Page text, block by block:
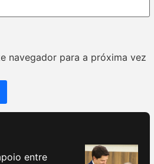
navegador para a próxima vez
entre